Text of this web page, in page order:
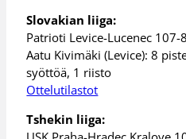
Slovakian liiga:
Patrioti Levice-Lucenec 107-
Aatu Kivimäki (Levice): 8
syöttöä, 1 riisto
Ottelutilastot
Tshekin liiga: